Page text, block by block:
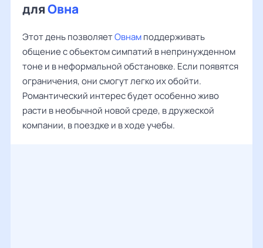
дляОвна
Этот день позволяетОвнамподдерживать
общение с объектом симпатий в непринужденном
тоне и в неформальной обстановке. Если появятся
ограничения, они смогут легко их обойти.
Романтический интерес будет особенно живо
расти в необычной новой среде, в дружеской
компании, в поездке и в ходе учебы.